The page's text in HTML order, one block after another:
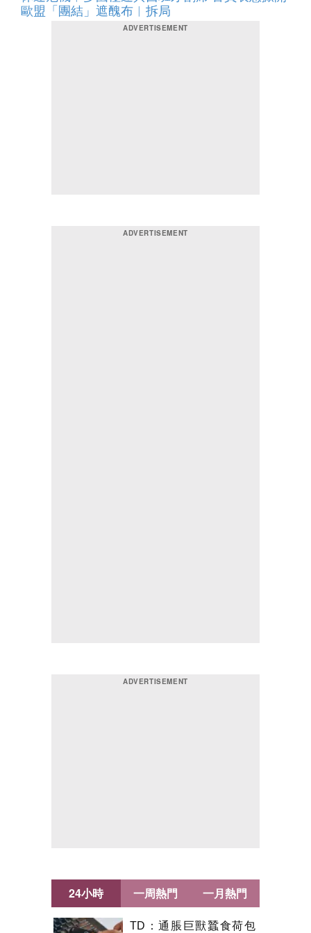
歐盟「團結」遮醜布︱拆局
24小時
TD：通脹巨獸蠶食荷包
一周熱門 一月熱門